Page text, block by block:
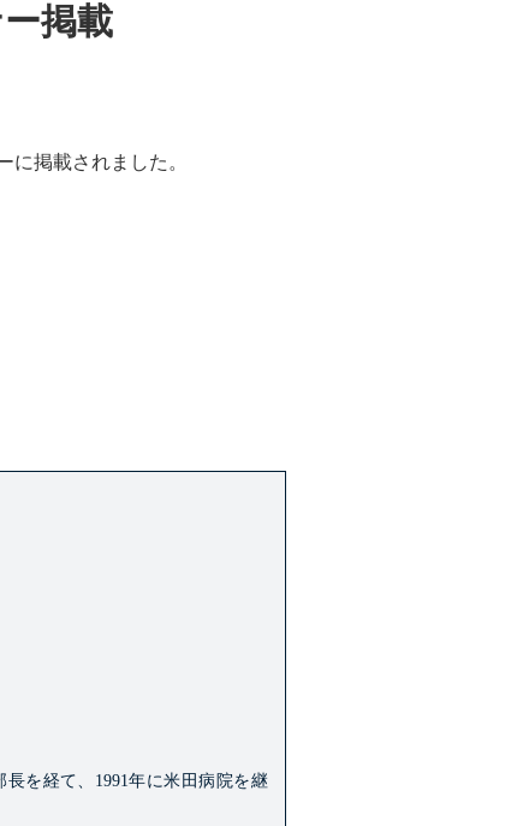
掲載
掲載されました。
を経て、1991年に米田病院を継